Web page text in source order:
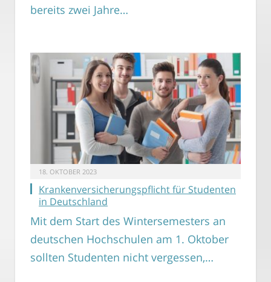
bereits zwei Jahre…
18. OKTOBER 2023
Krankenversicherungspflicht für Studenten
in Deutschland
Mit dem Start des Wintersemesters an
deutschen Hochschulen am 1. Oktober
sollten Studenten nicht vergessen,…